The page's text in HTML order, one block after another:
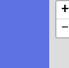
+
−